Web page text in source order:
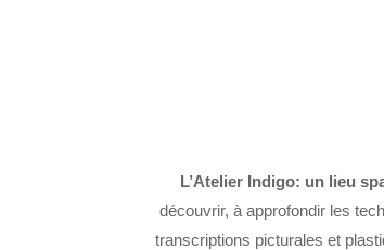
L’Atelier Indigo: un lieu
découvrir, à approfondir les
transcriptions picturales et